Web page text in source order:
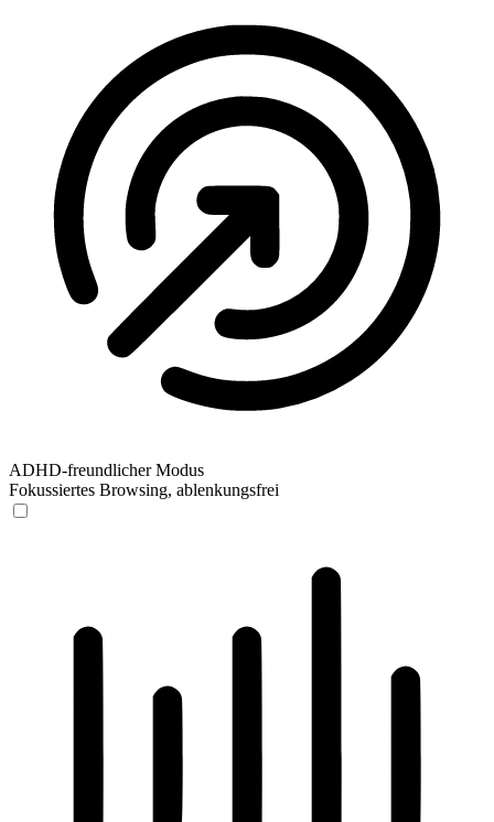
ADHD-freundlicher Modus
Fokussiertes Browsing, ablenkungsfrei